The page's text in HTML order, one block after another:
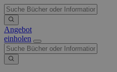
Angebot
einholen